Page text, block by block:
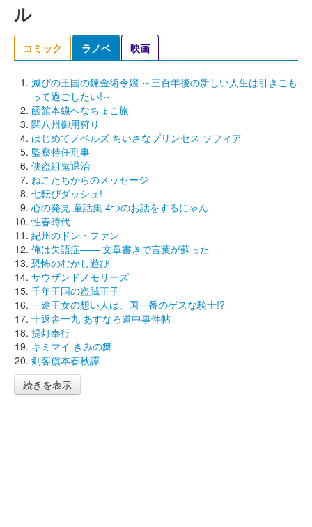
ル
コミック ラノベ 映画
滅びの王国の錬金術令嬢 ～三百年後の新しい人生は引きこも
って過ごしたい!～
函館本線へなちょこ旅
関八州御用狩り
はじめてノベルズ ちいさなプリンセス ソフィア
監察特任刑事
侠盗組鬼退治
ねこたちからのメッセージ
七転びダッシュ!
心の発見 童話集 4つのお話をするにゃん
性春時代
紀州のドン・ファン
俺は失語症―― 文章書きで言葉が蘇った
恐怖のむかし遊び
サウザンドメモリーズ
千年王国の盗賊王子
一途王女の想い人は、国一番のゲスな騎士!?
十返舎一九 あすなろ道中事件帖
提灯奉行
キミマイ きみの舞
剣客旗本春秋譚
続きを表示